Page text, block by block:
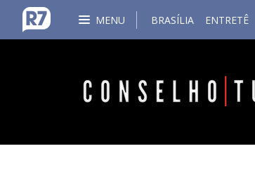
MENU BRASÍLIA ENTRETÊ